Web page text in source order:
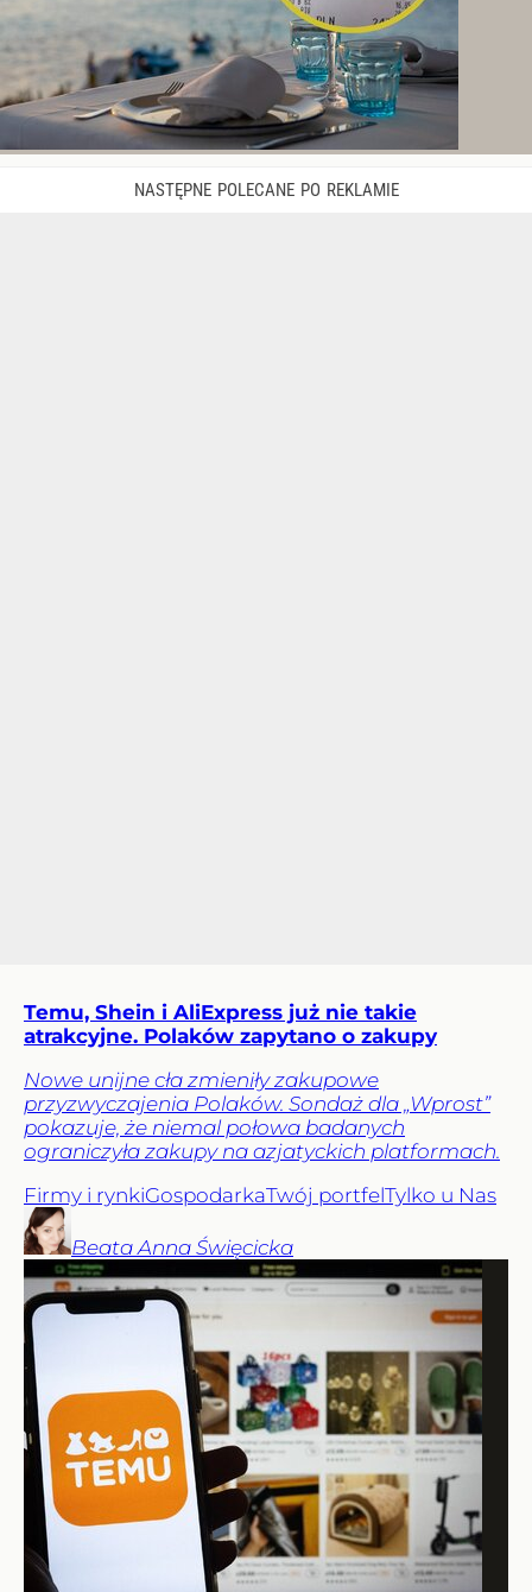
Temu, Shein i AliExpress już nie takie
atrakcyjne. Polaków zapytano o zakupy
Nowe unijne cła zmieniły zakupowe
przyzwyczajenia Polaków. Sondaż dla „Wprost”
pokazuje, że niemal połowa badanych
ograniczyła zakupy na azjatyckich platformach.
Firmy i rynkiGospodarkaTwój portfelTylko u Nas
Beata Anna Święcicka